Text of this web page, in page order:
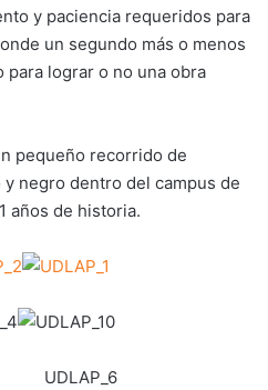
y paciencia requeridos para
un segundo más o menos
lograr o no una obra
pequeño recorrido de
negro dentro del campus de
años de historia.